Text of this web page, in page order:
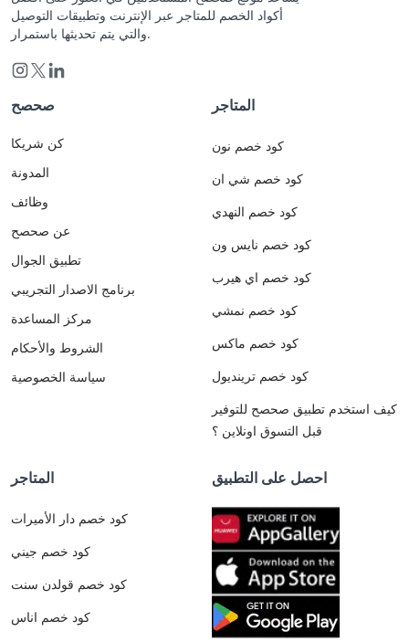
أكواد الخصم للمتاجر عبر الإنترنت وتطبيقات التوصيل
والتي يتم تحديثها باستمرار.
صحصح
كن شريكا
المدونة
وظائف
عن صحصح
تطبيق الجوال
برنامج الاصدار التجريبي
مركز المساعدة
الشروط والأحكام
سياسة الخصوصية
المتاجر
كود خصم نون
كود خصم شي ان
كود خصم النهدي
كود خصم نايس ون
كود خصم اي هيرب
كود خصم نمشي
كود خصم ماكس
كود خصم ترينديول
كيف استخدم تطبيق صحصح للتوفير
قبل التسوق اونلاين ؟
المتاجر
كود خصم دار الأميرات
كود خصم جيني
كود خصم قولدن سنت
كود خصم اناس
احصل على التطبيق